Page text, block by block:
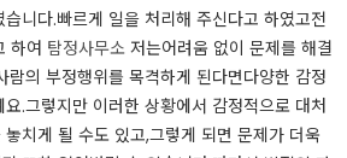
니다.​빠르게 일을 처리해 주신다고 하였고​전
하여 탐정사무소 저는​어려움 없이 문제를 해결
람의 부정행위를 목격하게 된다면​다양한 감정
.​​​​​​그렇지만 이러한 상황에서 감정적으로 대처
치게 될 수도 있고,​그렇게 되면 문제가 더욱